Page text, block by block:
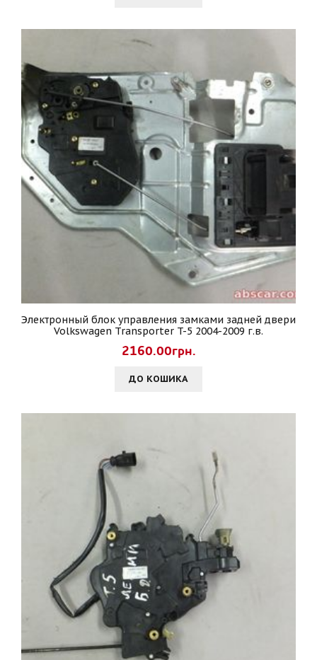
Электронный блок управления замками задней двери
Volkswagen Transporter T-5 2004-2009 г.в.
2160.00грн.
ДО КОШИКА